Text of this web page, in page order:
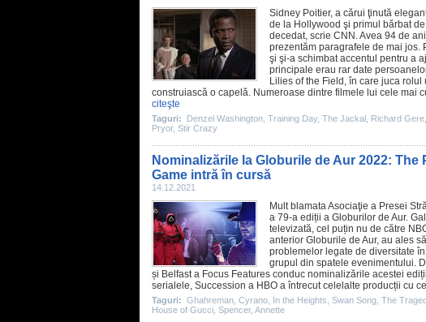
Sidney Poitier, a cărui ţinută
de la Hollywood şi primul bărbat
decedat, scrie CNN. Avea 94 de
prezentăm paragrafele de mai jos.
şi şi-a schimbat accentul pentru a
principale erau rar date
Lilies of the Field , în care juca rolul
construiască o capelă. Numeroase dintre filmele lui cele mai
citeşte
Taguri: Denzel Washington Training Day, The Jackal Richard Gere
Pryor, Stir Crazy
Nominalizările la Globurile de Aur 2022:
Game intră în cursă
14.12.2021
Mult blamata Asociaţie a Presei
a 79-a ediții a Globurilor de Aur.
televizată, cel puțin nu de către
anterior Globurile de Aur, au ales
problemelor legate de diversitate
grupul din spatele evenimentului.
și Belfasta Focus Features conduc nominalizările acestei
serialele, Succession a HBO a întrecut celelalte producții cu
Taguri: Ghahreman Cyrano In the Heights Swan Song The
House of Gucci Spencer, Annette